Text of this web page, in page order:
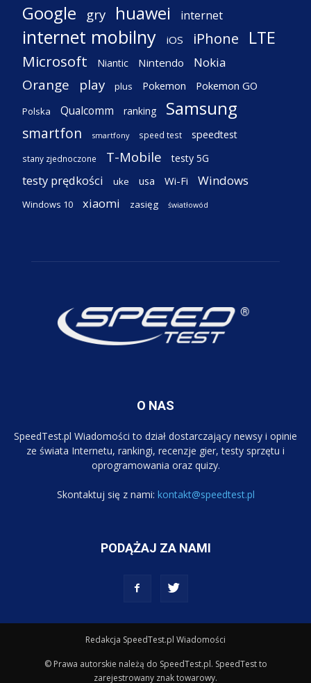
Google gry huawei internet
internet mobilny iOS iPhone LTE
Microsoft Niantic Nintendo Nokia
Orange play plus Pokemon Pokemon GO
Polska Qualcomm ranking Samsung
smartfon smartfony speed test speedtest
stany zjednoczone T-Mobile testy 5G
testy prędkości uke usa Wi-Fi Windows
Windows 10 xiaomi zasięg światłowód
O NAS
SpeedTest.pl Wiadomości to dział dostarczający newsy i opinie
ze świata Internetu, rankingi, recenzje gier, testy sprzętu i
oprogramowania oraz quizy.
Skontaktuj się z nami: kontakt@speedtest.pl
PODĄŻAJ ZA NAMI
Redakcja SpeedTest.pl Wiadomości
© Prawa autorskie należą do SpeedTest.pl. SpeedTest to
zarejestrowany znak towarowy.